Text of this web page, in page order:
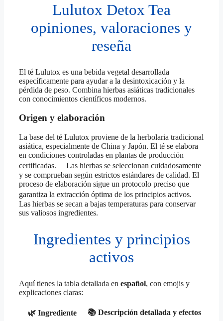
Lulutox Detox Tea
opiniones, valoraciones y
reseña
El té Lulutox es una bebida vegetal desarrollada
específicamente para ayudar a la desintoxicación y la
pérdida de peso. Combina hierbas asiáticas tradicionales
con conocimientos científicos modernos.
Origen y elaboración
La base del té Lulutox proviene de la herbolaria tradicional
asiática, especialmente de China y Japón. El té se elabora
en condiciones controladas en plantas de producción
certificadas. Las hierbas se seleccionan cuidadosamente
y se comprueban según estrictos estándares de calidad. El
proceso de elaboración sigue un protocolo preciso que
garantiza la extracción óptima de los principios activos.
Las hierbas se secan a bajas temperaturas para conservar
sus valiosos ingredientes.
Ingredientes y principios
activos
Aquí tienes la tabla detallada en español, con emojis y
explicaciones claras:
🌿 Ingrediente 📚Descripción detallada y efectos